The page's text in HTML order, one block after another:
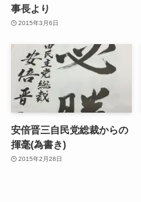
事長より
2015年3月6日
安倍晋三自民党総裁からの
揮毫(為書き)
2015年2月28日